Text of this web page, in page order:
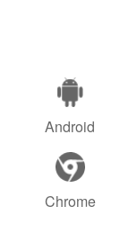
Android
Chrome